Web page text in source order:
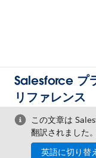
Salesforce プ
リファレンス
この文章は
翻訳されました
英語に切り替